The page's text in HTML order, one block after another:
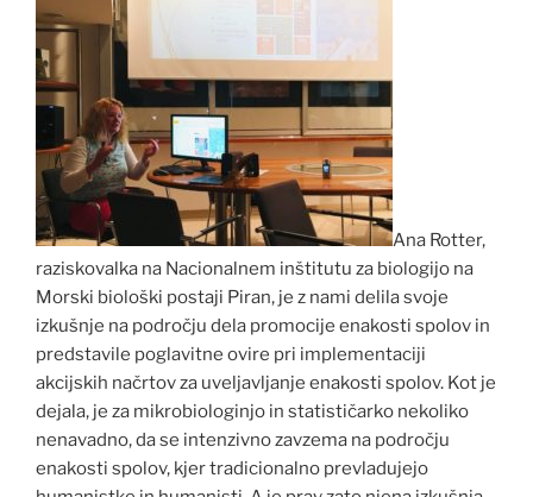
Ana Rotter,
raziskovalka na Nacionalnem inštitutu za biologijo na
Morski biološki postaji Piran, je z nami delila svoje
izkušnje na področju dela promocije enakosti spolov in
predstavile poglavitne ovire pri implementaciji
akcijskih načrtov za uveljavljanje enakosti spolov. Kot je
dejala, je za mikrobiologinjo in statističarko nekoliko
nenavadno, da se intenzivno zavzema na področju
enakosti spolov, kjer tradicionalno prevladujejo